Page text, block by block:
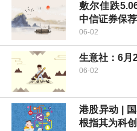
敷尔佳跌
中信证券保
06-02
生意社：6月
06-02
港股异动 |
根指其为科